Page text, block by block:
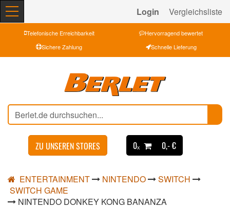
Login Vergleichsliste
Telefonische Erreichbarkeit
Hervorragend bewertet
Sichere Zahlung
Schnelle Lieferung
ZU UNSEREN STORES 0ₓ 0,- €
ENTERTAINMENT NINTENDO
SWITCH
SWITCH GAME
NINTENDO DONKEY KONG BANANZA